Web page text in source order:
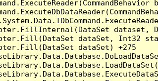
dataSet, Int32
dataSet) +275